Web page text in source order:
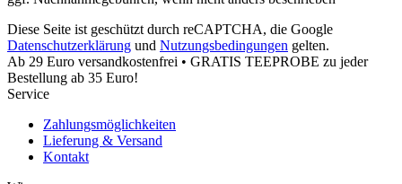
Diese Seite ist geschützt durch reCAPTCHA, die Google
Datenschutzerklärung und Nutzungsbedingungen gelten.
Ab 29 Euro versandkostenfrei • GRATIS TEEPROBE zu jeder
Bestellung ab 35 Euro!
Service
Zahlungsmöglichkeiten
Lieferung & Versand
Kontakt